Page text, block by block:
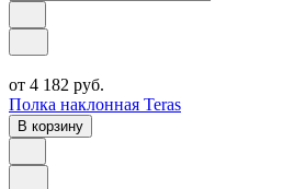
от 4 182 руб.
Полка наклонная Teras
В корзину